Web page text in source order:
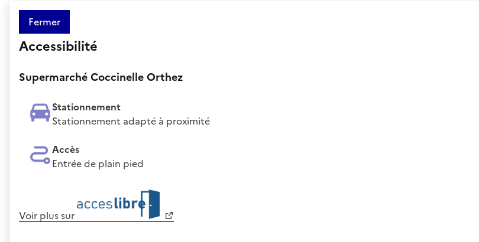
Fermer
Accessibilité
Supermarché Coccinelle Orthez
Stationnement
Stationnement adapté à proximité
Accès
Entrée de plain pied
Voir plus sur